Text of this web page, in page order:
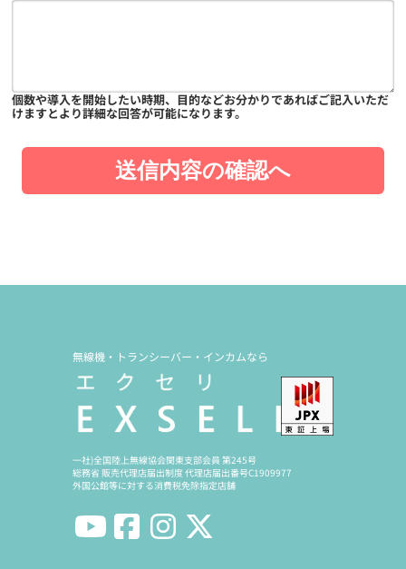
個数や導入を開始したい時期、目的などお分かりであればご記入いただ
けますとより詳細な回答が可能になります。
送信内容の確認へ
無線機・トランシーバー・インカムなら
一社)全国陸上無線協会関東支部会員 第245号
総務省 販売代理店届出制度 代理店届出番号C1909977
外国公館等に対する消費税免除指定店舗